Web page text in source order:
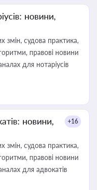
новини,
змін, судова практика,
правові новини
для нотаріусів
новини,
+16
змін, судова практика,
правові новини
для адвокатів